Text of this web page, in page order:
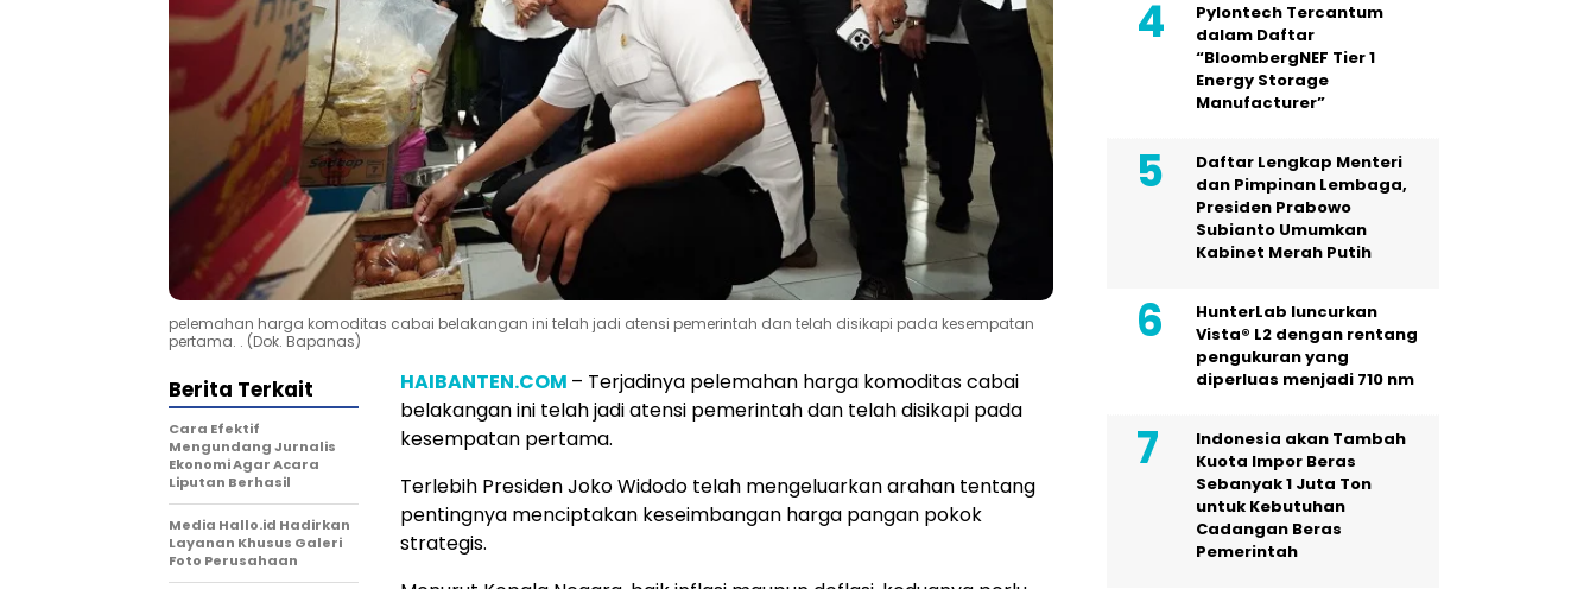
pelemahan harga komoditas cabai belakangan ini telah jadi atensi pemerintah dan telah disikapi pada kesempatan
pertama. . (Dok. Bapanas)
HAIBANTEN.COM – Terjadinya pelemahan harga komoditas cabai
belakangan ini telah jadi atensi pemerintah dan telah disikapi pada
kesempatan pertama.
Terlebih Presiden Joko Widodo telah mengeluarkan arahan tentang
pentingnya menciptakan keseimbangan harga pangan pokok
strategis.
Berita Terkait
Cara Efektif
Mengundang Jurnalis
Ekonomi Agar Acara
Liputan Berhasil
Media Hallo.id Hadirkan
Layanan Khusus Galeri
Foto Perusahaan
Pylontech Tercantum
dalam Daftar
“BloombergNEF Tier 1
Energy Storage
Manufacturer”
Daftar Lengkap Menteri
dan Pimpinan Lembaga,
Presiden Prabowo
Subianto Umumkan
Kabinet Merah Putih
HunterLab luncurkan
Vista® L2 dengan rentang
pengukuran yang
diperluas menjadi 710 nm
Indonesia akan Tambah
Kuota Impor Beras
Sebanyak 1 Juta Ton
untuk Kebutuhan
Cadangan Beras
Pemerintah